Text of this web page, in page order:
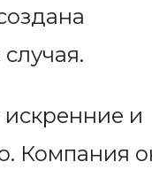
искренние и
Компания